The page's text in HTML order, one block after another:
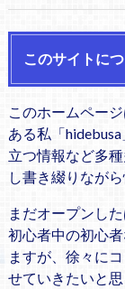
このサイトに
このホームペー
ある私「
立つ情報など多
し書き綴りなが
まだオープンし
初心者中の初心
ますが、徐々に
せていきたいと